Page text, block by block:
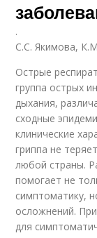
.
С.С. Якимова,
Острые
группа острых
дыхания,
сходные
клинические
гриппа не
любой страны.
помогает не
симптоматику,
осложнений.
для